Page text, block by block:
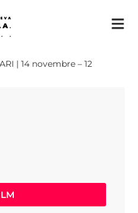
| 14 novembre – 12